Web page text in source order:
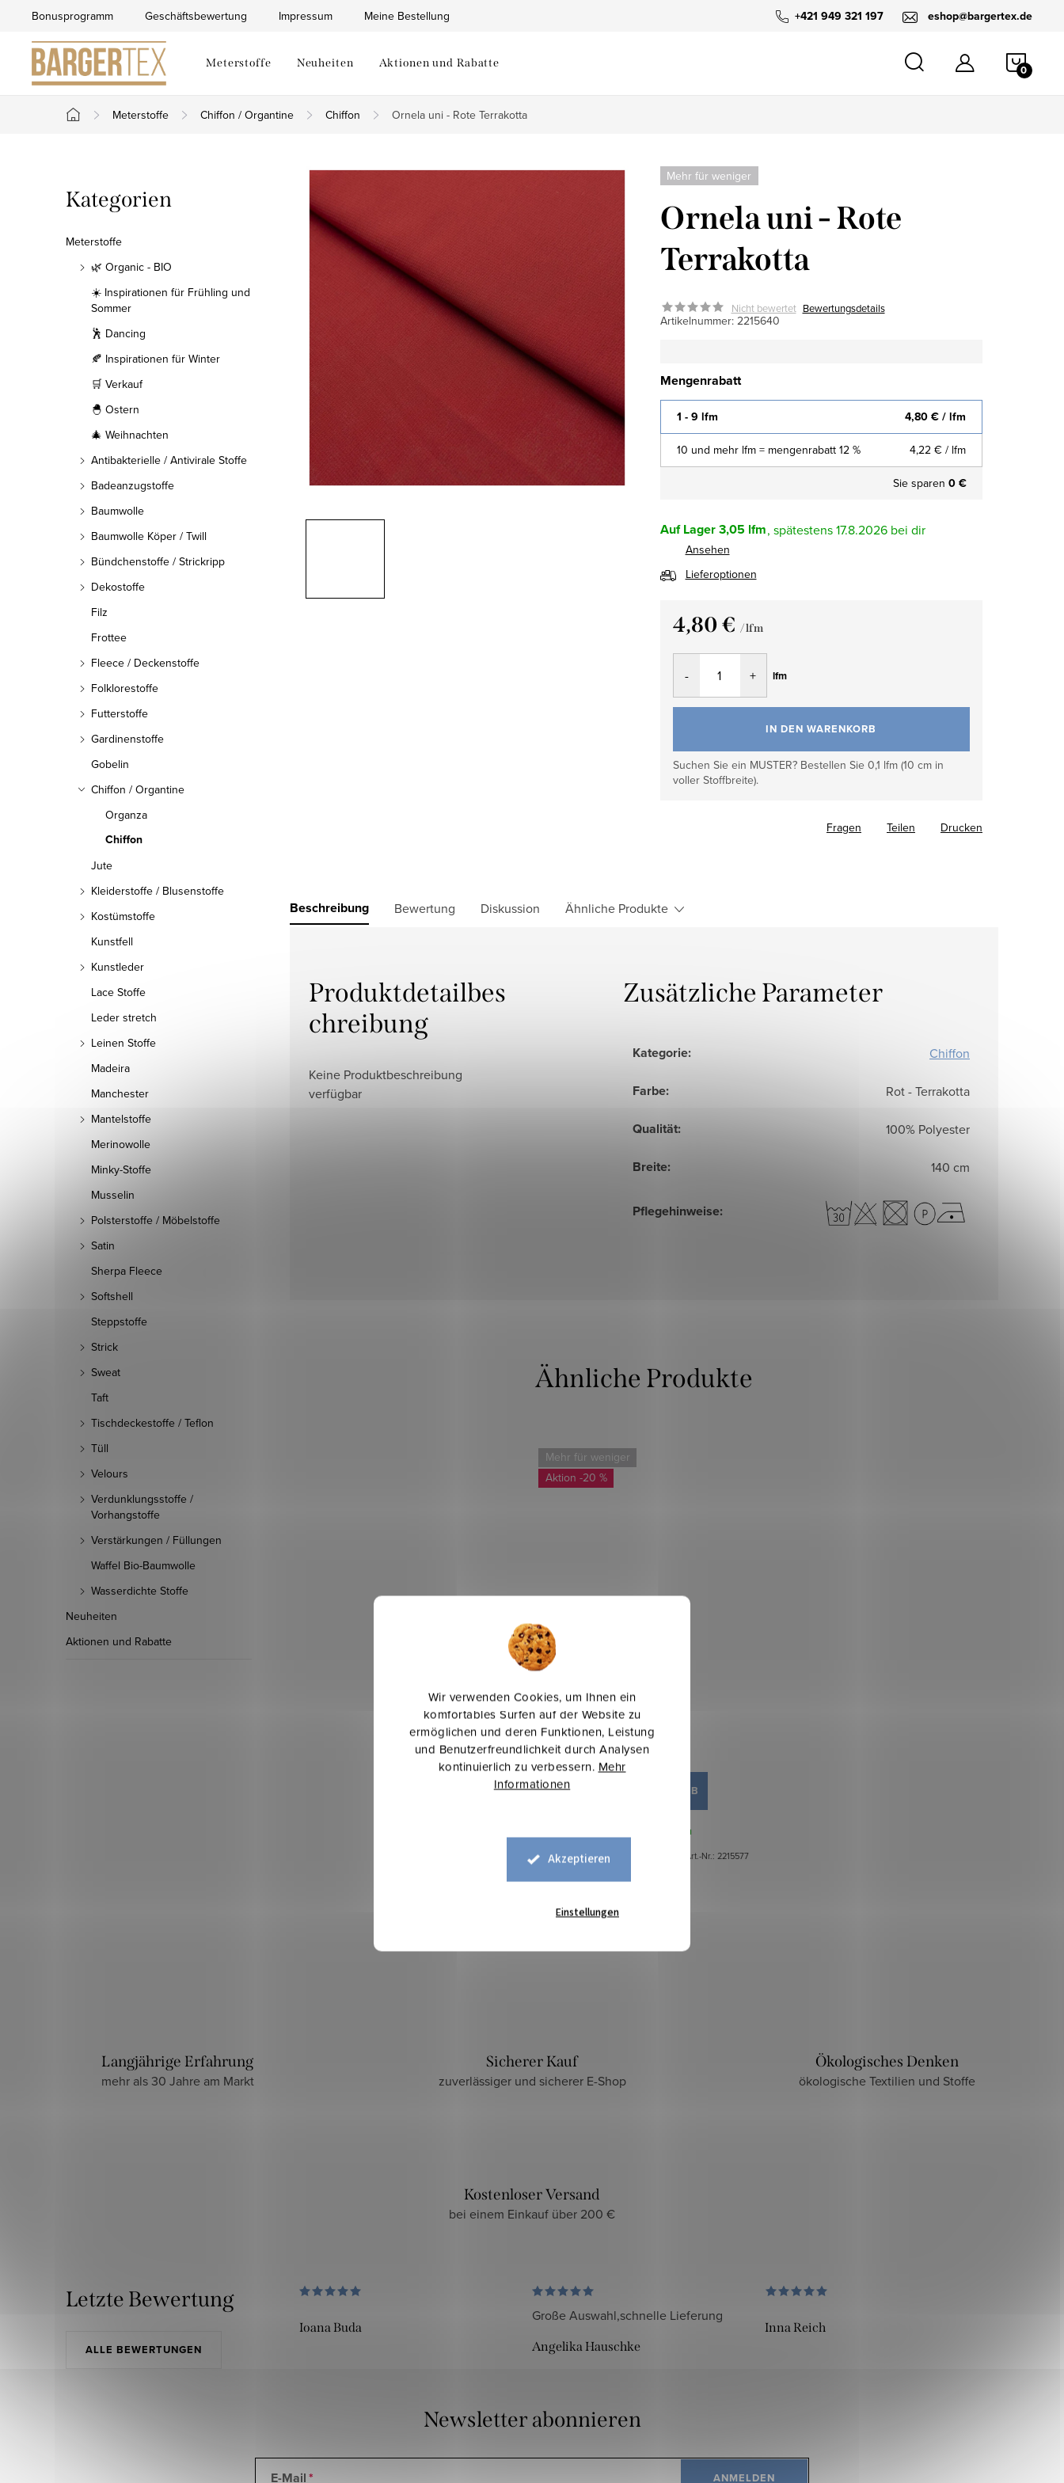
Wir verwenden Cookies, um Ihnen ein
komfortables Surfen auf der Website zu
ermöglichen und deren Funktionen, Leistung
und Benutzerfreundlichkeit durch Analysen
kontinuierlich zu verbessern. Mehr
Informationen
Akzeptieren
Einstellungen
springen
+421 949 321 197 eshop@bargertex.de
Bonusprogramm Geschäftsbewertung Impressum Meine Bestellung
Meterstoffe Neuheiten Aktionen und Rabatte
Startseite
Meterstoffe Chiffon / Organtine Chiffon Ornela uni - Rote Terrakotta
e
i
Kategorien
überspringen
Kategorien
Meterstoffe
🌿 Organic - BIO
☀️ Inspirationen für Frühling und
Sommer
🕺 Dancing
🍂 Inspirationen für Winter
🛒 Verkauf
🐣 Ostern
🎄 Weihnachten
Antibakterielle / Antivirale Stoffe
Badeanzugstoffe
Baumwolle
Baumwolle Köper / Twill
Bündchenstoffe / Strickripp
Dekostoffe
Filz
Frottee
Fleece / Deckenstoffe
Folklorestoffe
Futterstoffe
Gardinenstoffe
Gobelin
Chiffon / Organtine
Organza
Chiffon
Jute
Kleiderstoffe / Blusenstoffe
Kostümstoffe
Kunstfell
Kunstleder
Lace Stoffe
Leder stretch
Leinen Stoffe
Madeira
Manchester
Mantelstoffe
Merinowolle
Minky-Stoffe
Musselin
Polsterstoffe / Möbelstoffe
Satin
Sherpa Fleece
Softshell
Steppstoffe
Strick
Sweat
Taft
Tischdeckestoffe / Teflon
Tüll
Velours
Verdunklungsstoffe /
Vorhangstoffe
Verstärkungen / Füllungen
Waffel Bio-Baumwolle
Wasserdichte Stoffe
Neuheiten
Aktionen und Rabatte
Mehr für weniger
Ornela uni - Rote
Terrakotta
Nicht bewertet Bewertungsdetails
Artikelnummer: 2215640
Mengenrabatt
1 - 9 lfm 4,80 €/ lfm
10 und mehr lfm = mengenrabatt 12 % 4,22 € / lfm
Sie sparen 0 €
Auf Lager3,05 lfm 17.8.2026
Ansehen
Lieferoptionen
4,80 € / lfm
Verkaufspreis:
lfm
IN DEN WARENKORB
Suchen Sie ein MUSTER? Bestellen Sie 0,1 lfm (10 cm in
voller Stoffbreite).
Drucken
Fragen Teilen
Beschreibung Bewertung Diskussion Ähnliche Produkte
Produktdetailbes
chreibung
Keine Produktbeschreibung
verfügbar
Zusätzliche Parameter
Kategorie: Chiffon
Farbe: Rot - Terrakotta
Qualität: 100% Polyester
Breite: 140 cm
Pflegehinweise:
Mehr für weniger
-20 %
Ornela uni - Rot
4,32 € 3,45 €
IN DEN WARENKORB
49,4 lfm
Art.-Nr.: 2215577
Langjährige Erfahrung
mehr als 30 Jahre am Markt
Sicherer Kauf
zuverlässiger und sicherer E-Shop
Ökologisches Denken
ökologische Textilien und Stoffe
Kostenloser Versand
bei einem Einkauf über 200 €
Letzte Bewertung
ALLE BEWERTUNGEN
Ioana Buda
Große Auswahl,schnelle Lieferung
Angelika Hauschke
Inna Reich
Newsletter abonnieren
E-Mail ANMELDEN